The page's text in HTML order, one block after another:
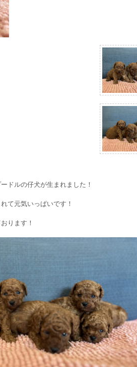
ドルの仔犬が生まれました！
て元気いっぱいです！
ります！